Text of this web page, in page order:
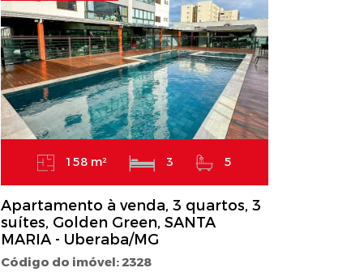
158 m² 3 5
Apartamento à venda, 3 quartos, 3
suítes, Golden Green, SANTA
MARIA - Uberaba/MG
Código do imóvel: 2328